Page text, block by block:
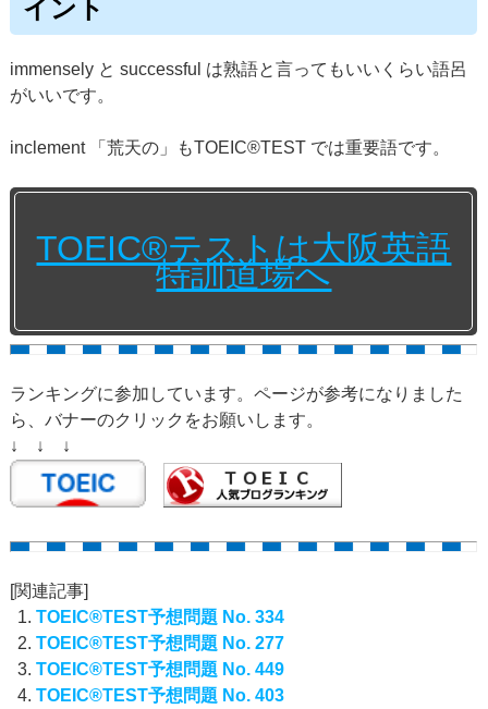
イント
immensely と successful は熟語と言ってもいいくらい語呂
がいいです。
inclement 「荒天の」もTOEIC®TEST では重要語です。
TOEIC®テストは大阪英語
特訓道場へ
ランキングに参加しています。ページが参考になりました
ら、バナーのクリックをお願いします。
↓ ↓ ↓
[関連記事]
TOEIC®TEST予想問題 No. 334
TOEIC®TEST予想問題 No. 277
TOEIC®TEST予想問題 No. 449
TOEIC®TEST予想問題 No. 403